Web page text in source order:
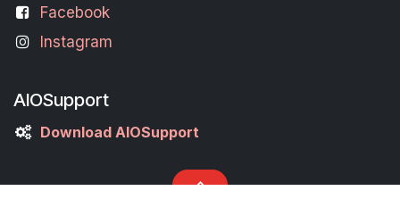
Facebook
Instagram
AIOSupport
Download AIOSupport